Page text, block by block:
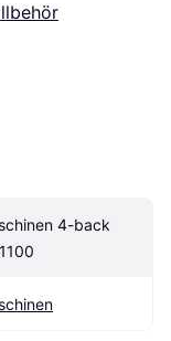
4-back